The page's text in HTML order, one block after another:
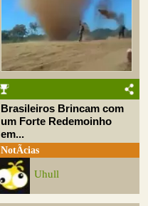
Brasileiros Brincam com
um Forte Redemoinho
em...
NotÃ­cias
Uhull